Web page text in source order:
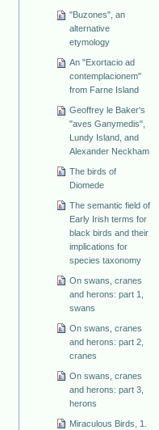
"Buzones", an
alternative
etymology
An "Exortacio ad
contemplacionem"
from Farne Island
Geoffrey le Baker's
"aves Ganymedis",
Lundy Island, and
Alexander Neckham
The birds of
Diomede
The semantic field of
Early Irish terms for
black birds and their
implications for
species taxonomy
On swans, cranes
and herons: part 1,
swans
On swans, cranes
and herons: part 2,
cranes
On swans, cranes
and herons: part 3,
herons
Miraculous Birds, 1.